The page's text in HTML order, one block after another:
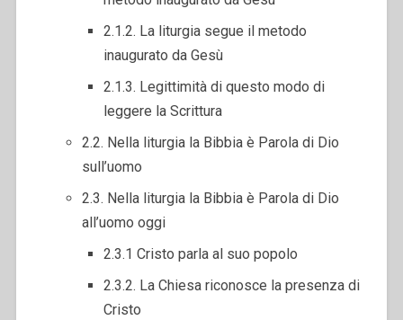
2.1.2. La liturgia segue il metodo
inaugurato da Gesù
2.1.3. Legittimità di questo modo di
leggere la Scrittura
2.2. Nella liturgia la Bibbia è Parola di Dio
sull’uomo
2.3. Nella liturgia la Bibbia è Parola di Dio
all’uomo oggi
2.3.1 Cristo parla al suo popolo
2.3.2. La Chiesa riconosce la presenza di
Cristo